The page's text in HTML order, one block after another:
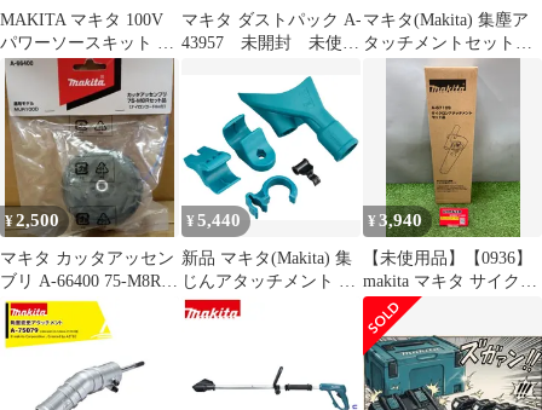
MAKITA マキタ 100V
パワーソースキット A-
67094
マキタ ダストパック A-
43957 未開封 未使
マキタ(Makita) 集塵ア
タッチメントセット品
196860-7
¥2,500
マキタ カッタアッセン
ブリ A-66400 75-M8Rセ
ット品 MUR100D
¥5,440
新品 マキタ(Makita) 集
じんアタッチメント A-
66444
¥3,940
【未使用品】【0936】
makita マキタ サイクロ
ンアタッチメント A-
67169
IT7XARGAH9A4